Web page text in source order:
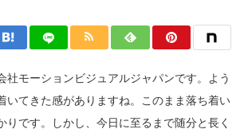
社モーションビジュアルジャパンです。よう
いてきた感がありますね。このまま落ち着い
りです。しかし、今日に至るまで随分と長く